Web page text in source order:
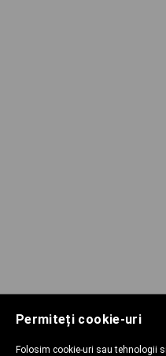
Permiteți cookie-uri
Folosim cookie-uri sau tehnologii